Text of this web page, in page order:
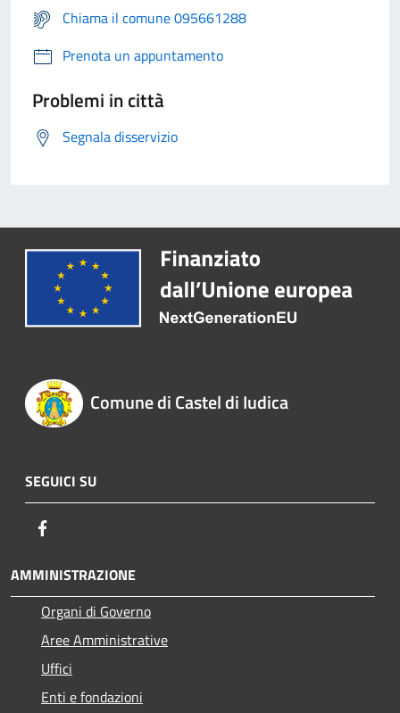
Chiama il comune 095661288
Prenota un appuntamento
Problemi in città
Segnala disservizio
Comune di Castel di Iudica
SEGUICI SU
AMMINISTRAZIONE
Organi di Governo
Aree Amministrative
Uffici
Enti e fondazioni